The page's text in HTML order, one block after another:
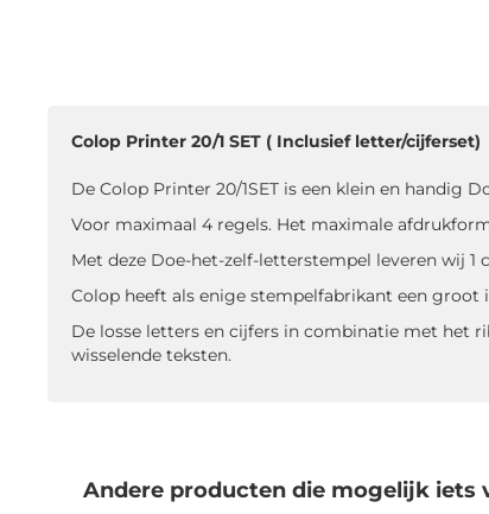
Colop Printer 20/1 SET ( Inclusief letter/cijferset)
De Colop Printer 20/1SET is een klein en handig
Voor maximaal 4 regels. Het maximale
Met deze Doe-het-zelf-letterstempel leveren wij
Colop heeft als enige stempelfabrikant een groot
De losse letters en cijfers in combinatie met het
wisselende teksten.
Andere producten die mogelijk iets